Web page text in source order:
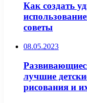
Как создать
советы
08.05.2023
лучшие
рисования и